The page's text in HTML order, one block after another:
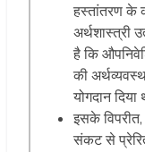
हस्तांतरण के
अर्थशास्त्री
है कि
की
योगदान दिया
इसके
संकट से